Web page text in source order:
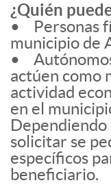
¿Quién
• Personas
municipio de
•
actúen como
actividad
en el
Dependiendo
solicitar se
específicos
beneficiario.